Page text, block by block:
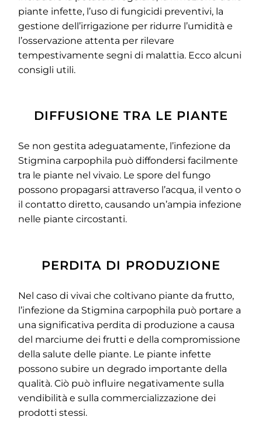
piante infette, l’uso di fungicidi preventivi, la
gestione dell’irrigazione per ridurre l’umidità e
l’osservazione attenta per rilevare
tempestivamente segni di malattia. Ecco alcuni
consigli utili.
DIFFUSIONE TRA LE PIANTE
Se non gestita adeguatamente, l’infezione da
Stigmina carpophila può diffondersi facilmente
tra le piante nel vivaio. Le spore del fungo
possono propagarsi attraverso l’acqua, il vento o
il contatto diretto, causando un’ampia infezione
nelle piante circostanti.
PERDITA DI PRODUZIONE
Nel caso di vivai che coltivano piante da frutto,
l’infezione da Stigmina carpophila può portare a
una significativa perdita di produzione a causa
del marciume dei frutti e della compromissione
della salute delle piante. Le piante infette
possono subire un degrado importante della
qualità. Ciò può influire negativamente sulla
vendibilità e sulla commercializzazione dei
prodotti stessi.